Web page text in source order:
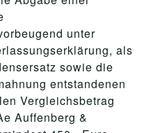
unter
als
sowie die
entstandenen
Vergleichsbetrag
Auffenberg &